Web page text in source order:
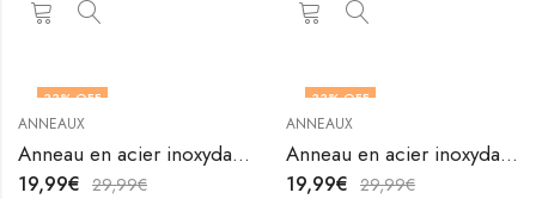
33% OFF
OUT OF STOCK
ANNEAUX
Anneau en acier inoxydable plaqué or 18K de V&F Jewelers
19,99€ 29,99€
33% OFF
OUT OF STOCK
ANNEAUX
Anneau en acier inoxydable plaqué or 18K de V&F Jewelers
19,99€ 29,99€